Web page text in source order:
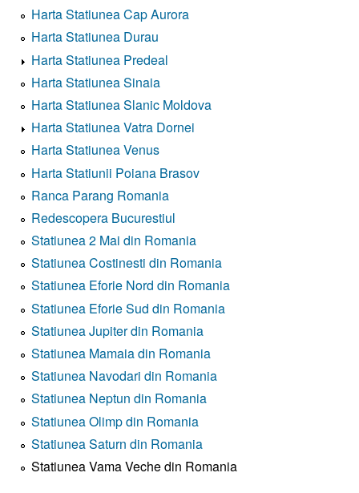
Harta Statiunea Cap Aurora
Harta Statiunea Durau
Harta Statiunea Predeal
Harta Statiunea Sinaia
Harta Statiunea Slanic Moldova
Harta Statiunea Vatra Dornei
Harta Statiunea Venus
Harta Statiunii Poiana Brasov
Ranca Parang Romania
Redescopera Bucurestiul
Statiunea 2 Mai din Romania
Statiunea Costinesti din Romania
Statiunea Eforie Nord din Romania
Statiunea Eforie Sud din Romania
Statiunea Jupiter din Romania
Statiunea Mamaia din Romania
Statiunea Navodari din Romania
Statiunea Neptun din Romania
Statiunea Olimp din Romania
Statiunea Saturn din Romania
Statiunea Vama Veche din Romania